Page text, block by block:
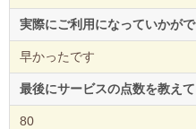
実際にご利用になっていかが
早かったです
最後にサービスの点数を教えて
80